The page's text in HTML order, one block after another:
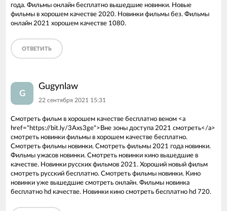
года. Фильмы онлайн бесплатно вышедшие новинки. Новые
фильмы в хорошем качестве 2020. Новинки фильмы без. Фильмы
онлайн 2021 хорошем качестве 1080.
ОТВЕТИТЬ
G
Gugynlaw
22 сентября 2021 15:31
Смотреть фильм в хорошем качестве бесплатно веном <a
href="https://bit.ly/3Axs3ge">Вне зоны доступа 2021 смотреть</a>
смотреть новинки фильмы в хорошем качестве бесплатно.
Смотреть фильмы новинки. Смотреть фильмы 2021 года новинки.
Фильмы ужасов новинки. Смотреть новинки кино вышедшие в
качестве. Новинки русских фильмов 2021. Хороший новый фильм
смотреть русский бесплатно. Смотреть фильмы новинки. Кино
новинки уже вышедшие смотреть онлайн. Фильмы новинка
бесплатно hd качестве. Новинки кино смотреть бесплатно hd 720.